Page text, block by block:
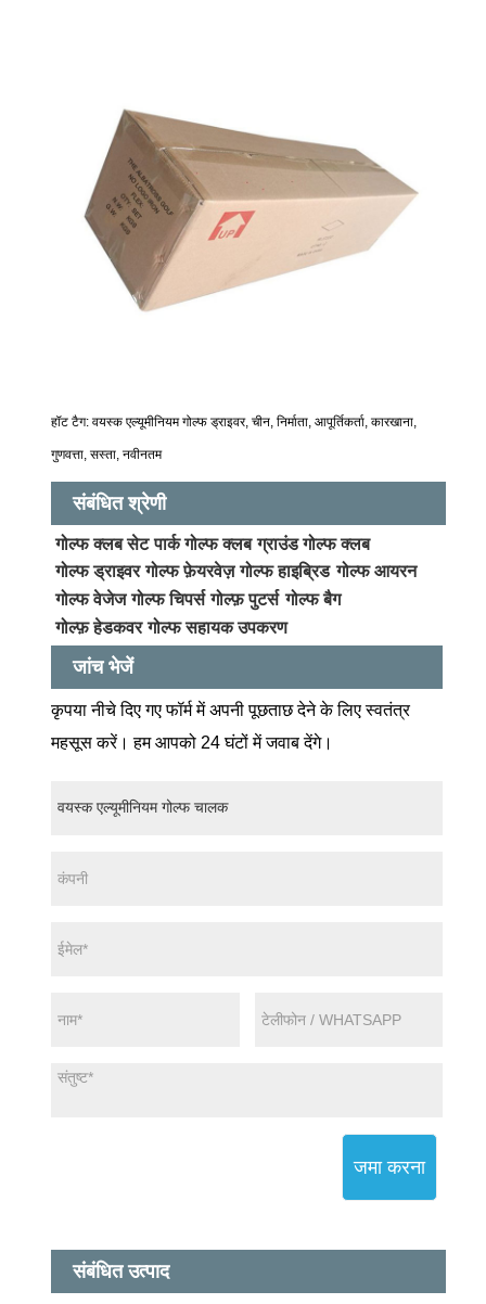
हॉट टैग: वयस्क एल्यूमीनियम गोल्फ ड्राइवर, चीन, निर्माता, आपूर्तिकर्ता, कारखाना,
गुणवत्ता, सस्ता, नवीनतम
संबंधित श्रेणी
गोल्फ क्लब सेट पार्क गोल्फ क्लब ग्राउंड गोल्फ क्लब
गोल्फ ड्राइवर गोल्फ फ़ेयरवेज़ गोल्फ हाइब्रिड गोल्फ आयरन
गोल्फ वेजेज गोल्फ चिपर्स गोल्फ़ पुटर्स गोल्फ बैग
गोल्फ़ हेडकवर गोल्फ सहायक उपकरण
जांच भेजें
कृपया नीचे दिए गए फॉर्म में अपनी पूछताछ देने के लिए स्वतंत्र
महसूस करें। हम आपको 24 घंटों में जवाब देंगे।
जमा करना
संबंधित उत्पाद